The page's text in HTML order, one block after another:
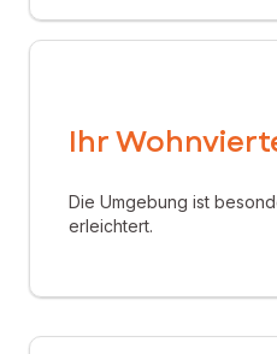
1 funktionales Badezimmer
Ihr
Die Umgebung ist
erleichtert.